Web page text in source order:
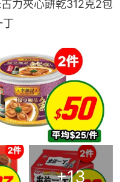
力夾心餅乾312克2包
丁
+13